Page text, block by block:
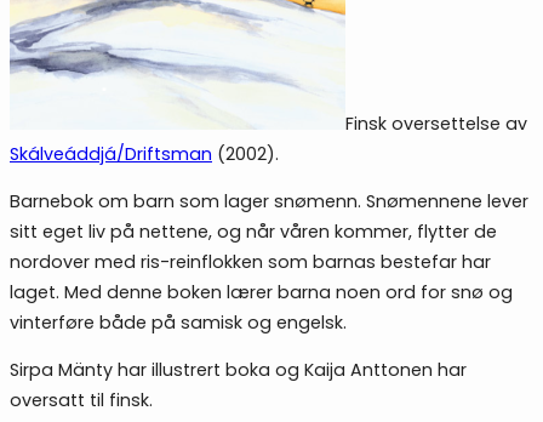
Finsk oversettelse av
Skálveáddjá/Driftsman (2002).
Barnebok om barn som lager snømenn. Snømennene lever
sitt eget liv på nettene, og når våren kommer, flytter de
nordover med ris-reinflokken som barnas bestefar har
laget. Med denne boken lærer barna noen ord for snø og
vinterføre både på samisk og engelsk.
Sirpa Mänty har illustrert boka og Kaija Anttonen har
oversatt til finsk.